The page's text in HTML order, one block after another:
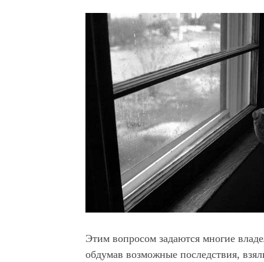
Этим вопросом задаются многие
обдумав возможные последствия,